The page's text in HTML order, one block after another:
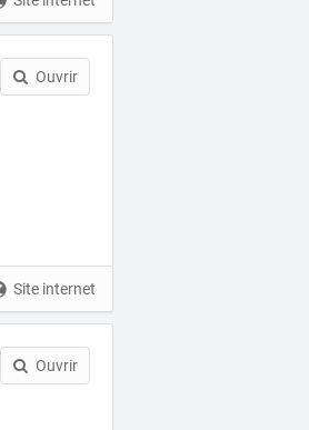
Ouvrir
Site internet
Ouvrir